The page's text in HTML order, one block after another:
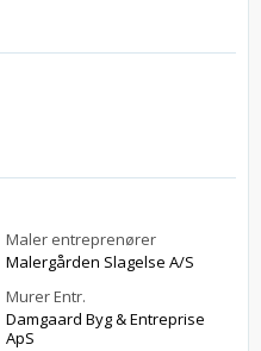
Maler entreprenører
Malergården Slagelse A/S
Murer Entr.
Damgaard Byg & Entreprise
ApS